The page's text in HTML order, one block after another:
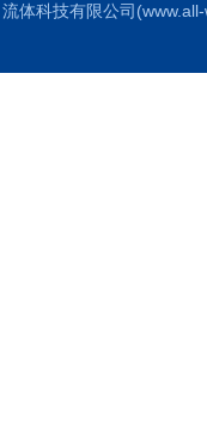
流体科技有限公司